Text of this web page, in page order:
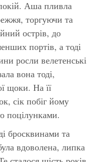
Аша пливла
торгуючи та
острів, до
портів, а тоді
росли велетенські
вона тоді,
щоки. На її
сік побіг йому
поцілунками.
бросквинами та
вдоволена, липка